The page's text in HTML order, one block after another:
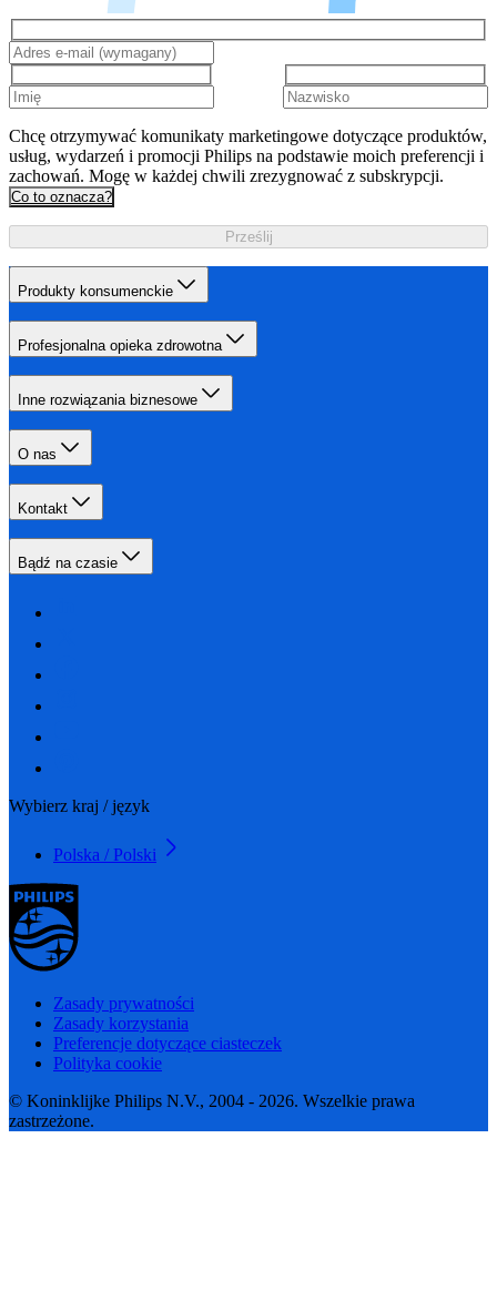
Chcę otrzymywać komunikaty marketingowe dotyczące produktów,
usług, wydarzeń i promocji Philips na podstawie moich preferencji i
zachowań. Mogę w każdej chwili zrezygnować z subskrypcji.
Co to oznacza?
Prześlij
Produkty konsumenckie
Profesjonalna opieka zdrowotna
Inne rozwiązania biznesowe
O nas
Kontakt
Bądź na czasie
Wybierz kraj / język
Polska / Polski
Zasady prywatności
Zasady korzystania
Preferencje dotyczące ciasteczek
Polityka cookie
© Koninklijke Philips N.V., 2004 - 2026. Wszelkie prawa
zastrzeżone.